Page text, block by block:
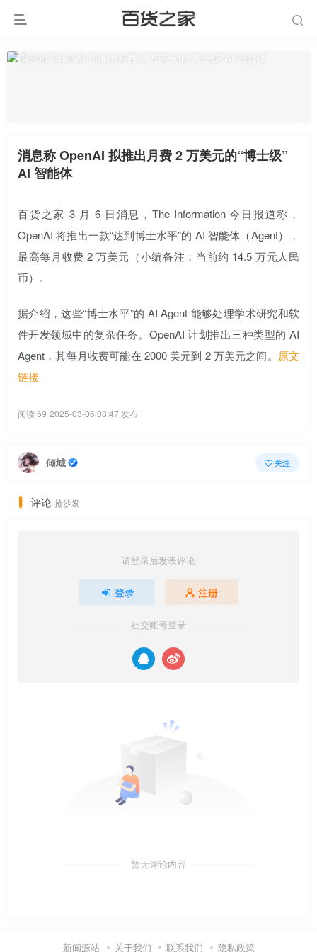
消息称 OpenAI 拟推出月费 2 万美元的“博士级”
AI 智能体
百货之家 3 月 6 日消息，The Information 今日报道称，
OpenAI 将推出一款“达到博士水平”的 AI 智能体（Agent），
最高每月收费 2 万美元（小编备注：当前约 14.5 万元人民
币）。
据介绍，这些“博士水平”的 AI Agent 能够处理学术研究和软
件开发领域中的复杂任务。OpenAI 计划推出三种类型的 AI
Agent，其每月收费可能在 2000 美元到 2 万美元之间。
原文
链接
阅读 69 2025-03-06 08:47 发布
倾城 关注
评论 抢沙发
请登录后发表评论
登录 注册
社交账号登录
暂无评论内容
新闻源站 关于我们 联系我们 隐私政策